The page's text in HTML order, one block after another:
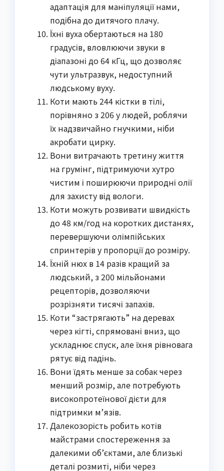
адаптація для маніпуляції нами,
подібна до дитячого плачу.
Їхні вуха обертаються на 180
градусів, вловлюючи звуки в
діапазоні до 64 кГц, що дозволяє
чути ультразвук, недоступний
людському вуху.
Коти мають 244 кістки в тілі,
порівняно з 206 у людей, роблячи
їх надзвичайно гнучкими, ніби
акробати цирку.
Вони витрачають третину життя
на грумінг, підтримуючи хутро
чистим і поширюючи природні олії
для захисту від вологи.
Коти можуть розвивати швидкість
до 48 км/год на коротких дистанях,
перевершуючи олімпійських
спринтерів у пропорції до розміру.
Їхній нюх в 14 разів кращий за
людський, з 200 мільйонами
рецепторів, дозволяючи
розрізняти тисячі запахів.
Коти “застрягають” на деревах
через кігті, спрямовані вниз, що
ускладнює спуск, але їхня рівновага
рятує від падінь.
Вони їдять менше за собак через
менший розмір, але потребують
високопротеїнової дієти для
підтримки м’язів.
Далекозорість робить котів
майстрами спостереження за
далекими об’єктами, але близькі
деталі розмиті, ніби через